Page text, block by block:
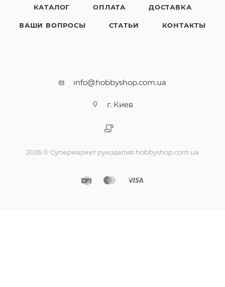
КАТАЛОГ ОПЛАТА ДОСТАВКА
ВАШИ ВОПРОСЫ СТАТЬИ КОНТАКТЫ
info@hobbyshop.com.ua
г. Киев
2026 © Супермаркет рукоделия hobbyshop.com.ua